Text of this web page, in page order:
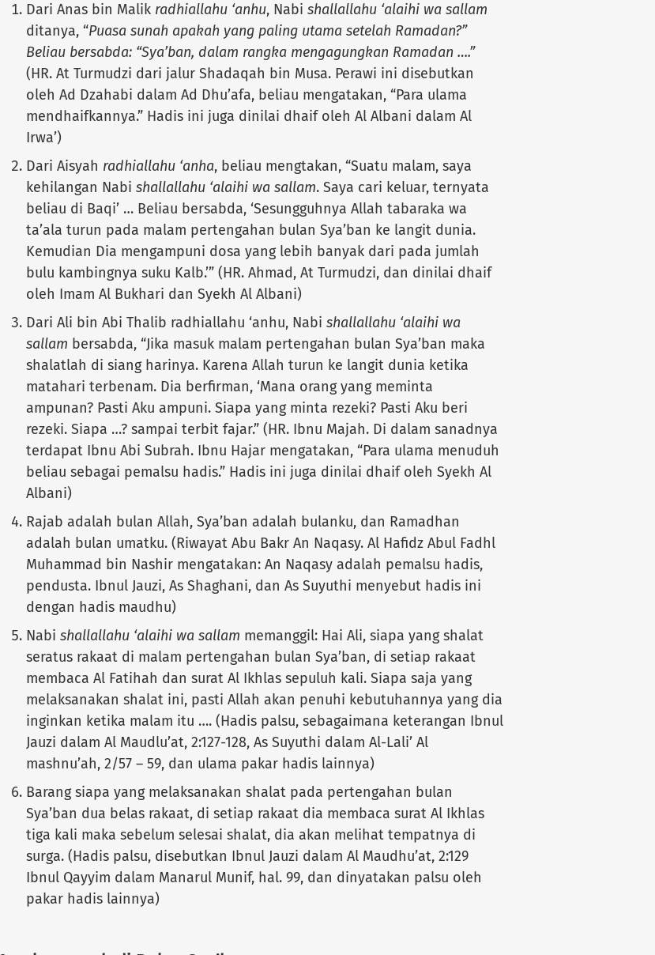
Dari Anas bin Malik radhiallahu ‘anhu, Nabi shallallahu ‘alaihi wa sallam
ditanya, “Puasa sunah apakah yang paling utama setelah Ramadan?”
Beliau bersabda: “Sya’ban, dalam rangka mengagungkan Ramadan ….”
(HR. At Turmudzi dari jalur Shadaqah bin Musa. Perawi ini disebutkan
oleh Ad Dzahabi dalam Ad Dhu’afa, beliau mengatakan, “Para ulama
mendhaifkannya.” Hadis ini juga dinilai dhaif oleh Al Albani dalam Al
Irwa’)
Dari Aisyah radhiallahu ‘anha, beliau mengtakan, “Suatu malam, saya
kehilangan Nabi shallallahu ‘alaihi wa sallam. Saya cari keluar, ternyata
beliau di Baqi’ … Beliau bersabda, ‘Sesungguhnya Allah tabaraka wa
ta’ala turun pada malam pertengahan bulan Sya’ban ke langit dunia.
Kemudian Dia mengampuni dosa yang lebih banyak dari pada jumlah
bulu kambingnya suku Kalb.’” (HR. Ahmad, At Turmudzi, dan dinilai dhaif
oleh Imam Al Bukhari dan Syekh Al Albani)
Dari Ali bin Abi Thalib radhiallahu ‘anhu, Nabi shallallahu ‘alaihi wa
sallam bersabda, “Jika masuk malam pertengahan bulan Sya’ban maka
shalatlah di siang harinya. Karena Allah turun ke langit dunia ketika
matahari terbenam. Dia berfirman, ‘Mana orang yang meminta
ampunan? Pasti Aku ampuni. Siapa yang minta rezeki? Pasti Aku beri
rezeki. Siapa …? sampai terbit fajar.” (HR. Ibnu Majah. Di dalam sanadnya
terdapat Ibnu Abi Subrah. Ibnu Hajar mengatakan, “Para ulama menuduh
beliau sebagai pemalsu hadis.” Hadis ini juga dinilai dhaif oleh Syekh Al
Albani)
Rajab adalah bulan Allah, Sya’ban adalah bulanku, dan Ramadhan
adalah bulan umatku. (Riwayat Abu Bakr An Naqasy. Al Hafidz Abul Fadhl
Muhammad bin Nashir mengatakan: An Naqasy adalah pemalsu hadis,
pendusta. Ibnul Jauzi, As Shaghani, dan As Suyuthi menyebut hadis ini
dengan hadis maudhu)
Nabi shallallahu ‘alaihi wa sallam memanggil: Hai Ali, siapa yang shalat
seratus rakaat di malam pertengahan bulan Sya’ban, di setiap rakaat
membaca Al Fatihah dan surat Al Ikhlas sepuluh kali. Siapa saja yang
melaksanakan shalat ini, pasti Allah akan penuhi kebutuhannya yang dia
inginkan ketika malam itu …. (Hadis palsu, sebagaimana keterangan Ibnul
Jauzi dalam Al Maudlu’at, 2:127-128, As Suyuthi dalam Al-Lali’ Al
mashnu’ah, 2/57 – 59, dan ulama pakar hadis lainnya)
Barang siapa yang melaksanakan shalat pada pertengahan bulan
Sya’ban dua belas rakaat, di setiap rakaat dia membaca surat Al Ikhlas
tiga kali maka sebelum selesai shalat, dia akan melihat tempatnya di
surga. (Hadis palsu, disebutkan Ibnul Jauzi dalam Al Maudhu’at, 2:129
Ibnul Qayyim dalam Manarul Munif, hal. 99, dan dinyatakan palsu oleh
pakar hadis lainnya)